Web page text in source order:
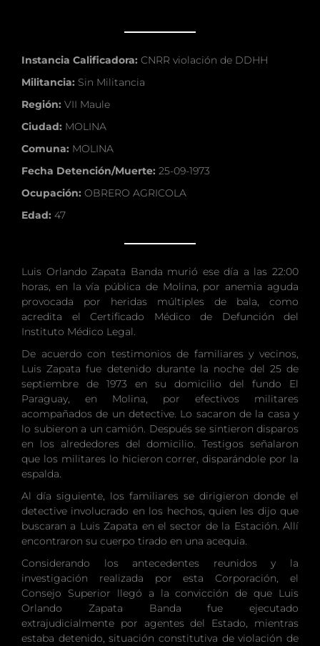
Instancia Calificadora: CNRR violación de DDHH
Militancia: Sin Militancia
Región: VII Maule
Ciudad: MOLINA
Comuna: MOLINA
Fecha Detención/Muerte: 25-09-1973
Ocupación: OBRERO AGRICOLA
Edad: 47
Luis Orlando Zapata Banda murió ese día a las 22:00
horas, en la vía pública de Molina, por anemia aguda
provocada por heridas múltiples de bala, como
acredita el Certificado Médico de Defunción del
Instituto Médico Legal.
De acuerdo con testimonios de familiares y vecinos,
Luis Zapata fue detenido durante la noche del 25 de
septiembre de 1973 en su domicilio del fundo El
Paraguay, en Molina, por efectivos militares
acompañados de un detective. Lo sacaron de la casa y
lo subieron a un camión. Después se sintieron disparos
en los alrededores del domicilio. Testigos señalaron
que los militares lo hicieron correr, disparándole por la
espalda.
Al día siguiente, los familiares se dirigieron donde el
detective involucrado en los hechos, quien les dijo que
buscaran a Luis Zapata en el sector de la Estación. Allí
encontraron su cuerpo tirado en una acequia.
Considerando los antecedentes reunidos y la
investigación realizada por esta Corporación, el
Consejo Superior llegó a la convicción de que Luis
Orlando Zapata Banda fue ejecutado
extrajudicialmente por agentes del Estado, mientras
estaba detenido, situación constitutiva de violación de